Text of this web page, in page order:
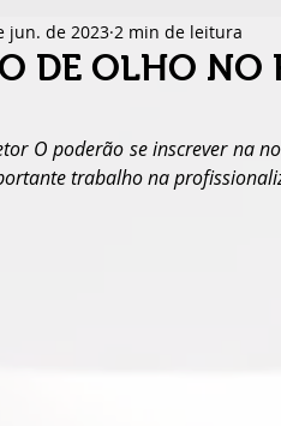
DE OLHO NO
jun. de 2023 2 min de leitura
O poderão se inscrever na
trabalho na